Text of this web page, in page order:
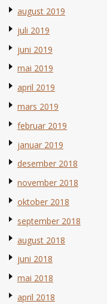
august 2019
juli 2019
juni 2019
mai 2019
april 2019
mars 2019
februar 2019
januar 2019
desember 2018
november 2018
oktober 2018
september 2018
august 2018
juni 2018
mai 2018
april 2018